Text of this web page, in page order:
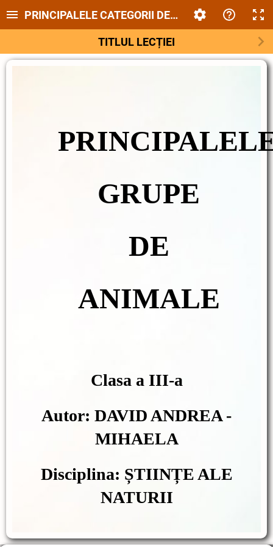
PRINCIPALELE CATEGORII DE ANIMALE
TITLUL LECȚIEI
GRUPE
DE
ANIMALE
Clasa a III-a
Autor: DAVID ANDREA -
MIHAELA
Disciplina: ȘTIINȚE ALE
NATURII